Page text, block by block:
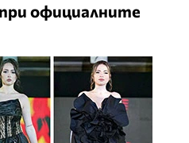
официалните